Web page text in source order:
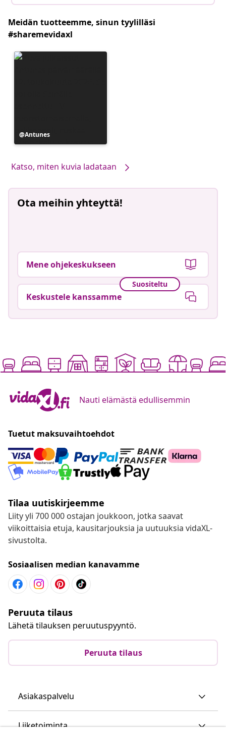
Meidän tuotteemme, sinun tyylilläsi
#sharemevidaxl
Julkaissut
Antunes
Katso, miten kuvia ladataan
Ota meihin yhteyttä!
Mene ohjekeskukseen
Suositeltu
Keskustele kanssamme
Nauti elämästä edullisemmin
Tuetut maksuvaihtoehdot
Tilaa uutiskirjeemme
Liity yli 700 000 ostajan joukkoon, jotka saavat
viikoittaisia etuja, kausitarjouksia ja uutuuksia vidaXL-
sivustolta.
Sosiaalisen median kanavamme
Peruuta tilaus
Lähetä tilauksen peruutuspyyntö.
Peruuta tilaus
Asiakaspalvelu
Liiketoiminta